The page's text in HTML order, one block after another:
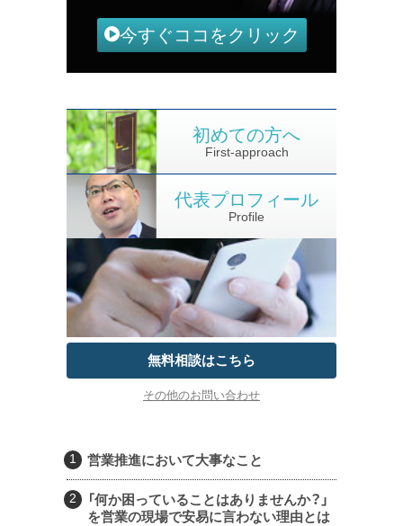
今すぐココをクリック
First-approach
初めての方へ
Profile
代表プロフィール
無料相談はこちら
その他のお問い合わせ
営業推進において大事なこと
「何か困っていることはありませんか？」
を営業の現場で安易に言わない理由とは